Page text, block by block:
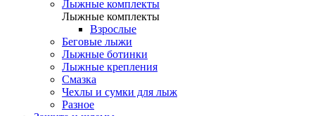
Лыжные комплекты
Лыжные комплекты
Взрослые
Беговые лыжи
Лыжные ботинки
Лыжные крепления
Смазка
Чехлы и сумки для лыж
Разное